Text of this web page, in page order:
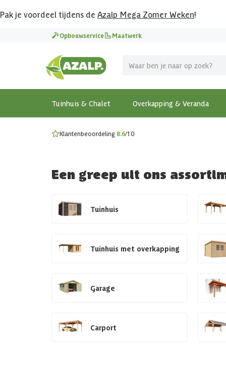
Pak je voordeel tijdens de Azalp Mega Zomer Weken!
Opbouwservice Maatwerk
Tuinhuis & Chalet Overkapping & Veranda
Vier vakantie in je tuin
MEGA zomer kortingen op overkappingen en
Bekijk de actiemodellen
Gratis wandplankset
Ontdek onze metalen overkappingen
Klantenbeoordeling 8.6/10
Een greep uit ons
Tuinhuis
Tuinhuis met overkapping
Garage
Carport